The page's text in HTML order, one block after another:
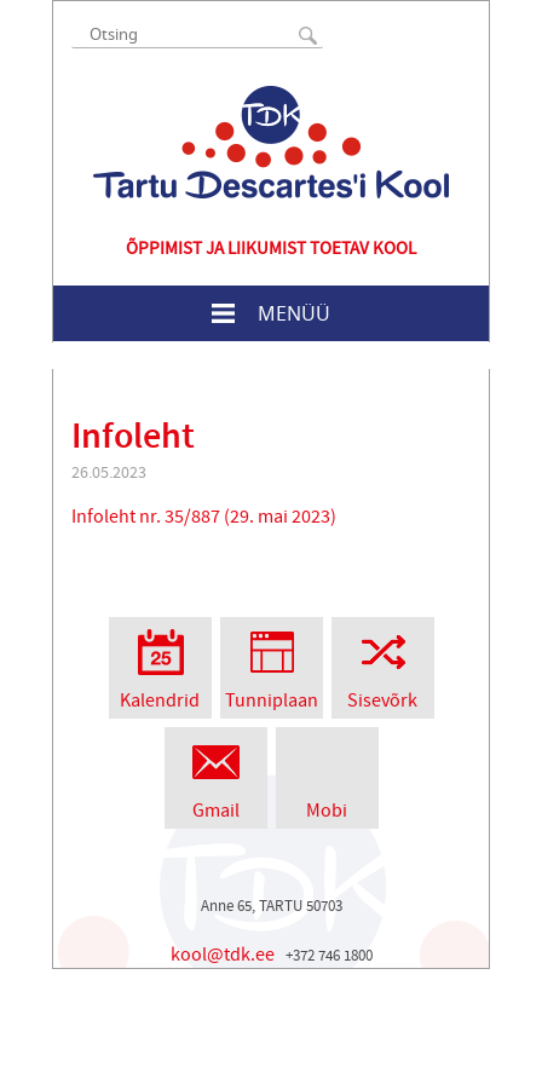
ÕPPIMIST JA LIIKUMIST TOETAV KOOL
MENÜÜ
Infoleht
26.05.2023
Infoleht nr. 35/887 (29. mai 2023)
Kalendrid Tunniplaan Sisevõrk
Gmail Mobi
Anne 65, TARTU 50703
kool@tdk.ee +372 746 1800